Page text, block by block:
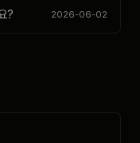
? 2026-06-02